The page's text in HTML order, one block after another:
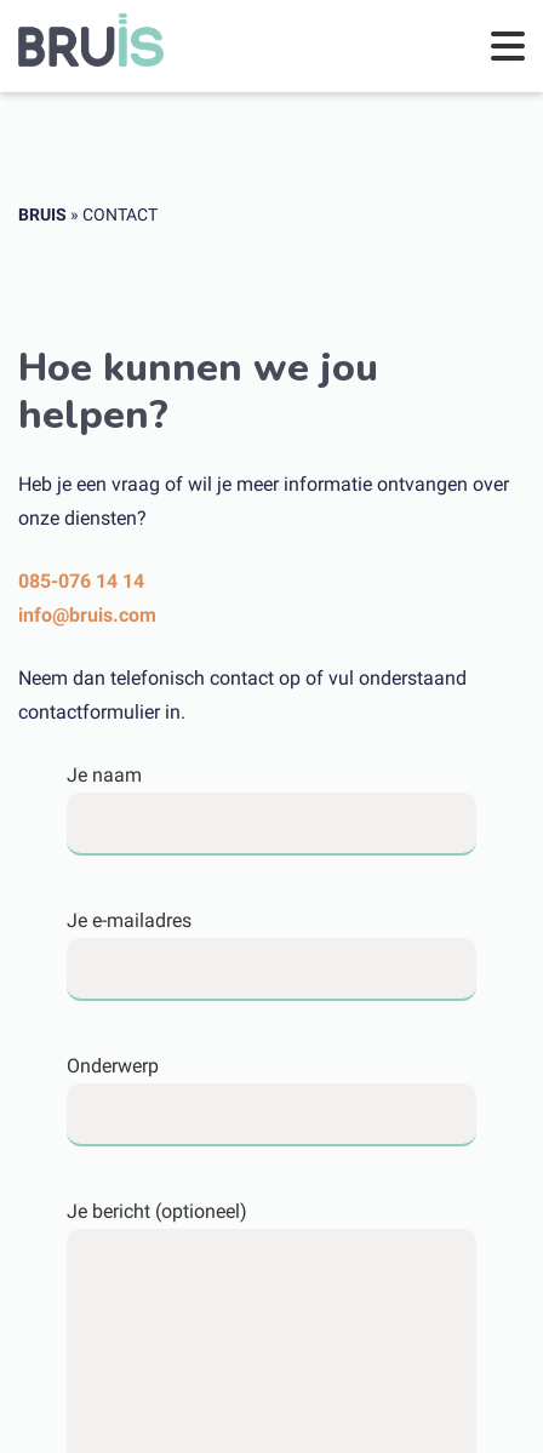
BRUIS » CONTACT
Hoe kunnen we jou
helpen?
Heb je een vraag of wil je meer informatie ontvangen over
onze diensten?
085-076 14 14
info@bruis.com
Neem dan telefonisch contact op of vul onderstaand
contactformulier in.
Je naam
Je e-mailadres
Onderwerp
Je bericht (optioneel)